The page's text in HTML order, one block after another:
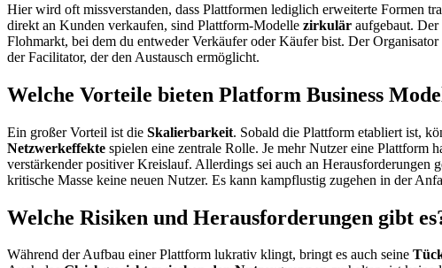
Hier wird oft missverstanden, dass Plattformen lediglich erweiterte Formen
direkt an Kunden verkaufen, sind Plattform-Modelle zirkulär aufgebaut.
Flohmarkt, bei dem du entweder Verkäufer oder Käufer bist. Der
der Facilitator, der den Austausch ermöglicht.
Welche Vorteile bieten Platform Business
Ein großer Vorteil ist die Skalierbarkeit. Sobald die Plattform etabliert ist,
Netzwerkeffekte spielen eine zentrale Rolle. Je mehr Nutzer eine Plattform
verstärkender positiver Kreislauf. Allerdings sei auch an Herausforderungen
kritische Masse keine neuen Nutzer. Es kann kampflustig zugehen in der
Welche Risiken und Herausforderungen gibt
Während der Aufbau einer Plattform lukrativ klingt, bringt es auch seine